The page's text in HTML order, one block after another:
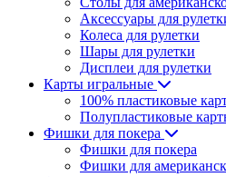
Аксессуары для
Колеса для рулетки
Шары для рулетки
Дисплеи для рулетки
Карты игральные
100% пластиковые
Полупластиковые
Фишки для покера
Фишки для покера
Фишки для